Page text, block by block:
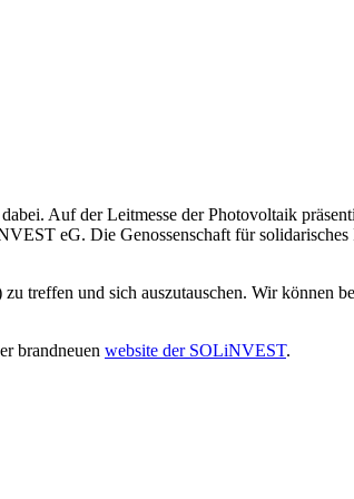
Auf der Leitmesse der Photovoltaik
eG. Die Genossenschaft für
treffen und sich auszutauschen. Wir können
brandneuen website der SOLiNVEST.